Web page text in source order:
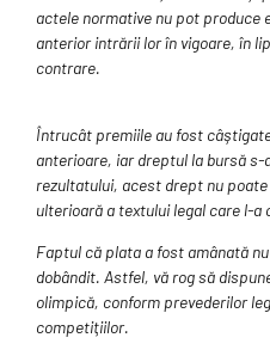
actele normative nu pot
anterior intrării lor în vigoare, în
contrare.
Întrucât premiile au fost
anterioare, iar dreptul la bursă
rezultatului, acest drept nu
ulterioară a textului legal care l-a
Faptul că plata a fost amânată
dobândit. Astfel, vă rog să
olimpică, conform prevederilor
competiţiilor.